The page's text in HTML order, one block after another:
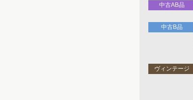
中古AB品
中古B品
ヴィンテージ